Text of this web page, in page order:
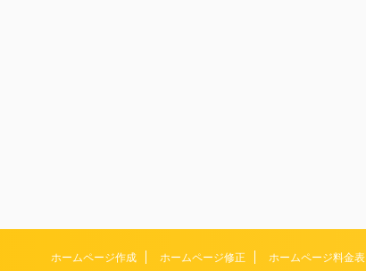
ホームページ作成 ホームページ修正 ホームページ料金表